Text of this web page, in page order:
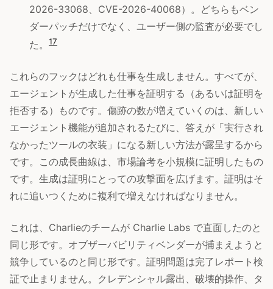
2026-33068、CVE-2026-40068）。どちらもベン
ダーパッチだけでなく、ユーザー側の監査が必要でし
た。
17
これらのフックはどれも仕事を生成しません。すべてが、
エージェントが生成した仕事を証明する（あるいは証明を
拒否する）ものです。傷跡の数が増えていくのは、新しい
エージェント機能が追加されるたびに、答えが「実行され
なかったツールの衣装」になる新しい方法が露呈するから
です。この成長曲線は、市場論考を小規模に証明したもの
です。生成は証明にとっての攻撃面を広げます。証明はそ
れに追いつくために複利で増えなければなりません。
これは、Charlieのチームが Charlie Labs で直面したのと
同じ形です。オブザーバビリティベンダーが捕まえようと
競争しているのと同じ形です。証明問題は完了レポート検
証で止まりません。クレデンシャル露出、破壊的操作、タ